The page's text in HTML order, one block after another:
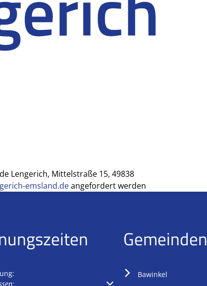
Lengerich, Mittelstraße 15, 49838
emsland.deangefordert werden
um weitere Öffnungs- oder Schließzeiten auszublenden
Gemeinden
Bawinkel